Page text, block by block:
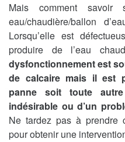
Mais comment savoir
eau/chaudière/ballon
Lorsqu’elle est
produire de l’eau
dysfonctionnement est
de calcaire mais il est
panne soit toute
indésirable ou d’un
Ne tardez pas à prendre
pour obtenir une